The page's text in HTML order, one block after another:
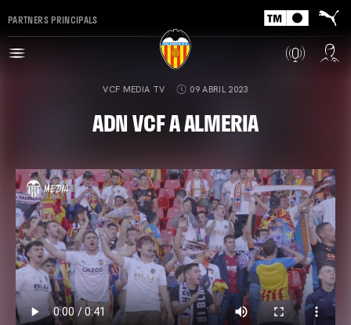
PARTNERS PRINCIPALS
VCF MEDIA TV 09 ABRIL 2023
ADN VCF A ALMERIA